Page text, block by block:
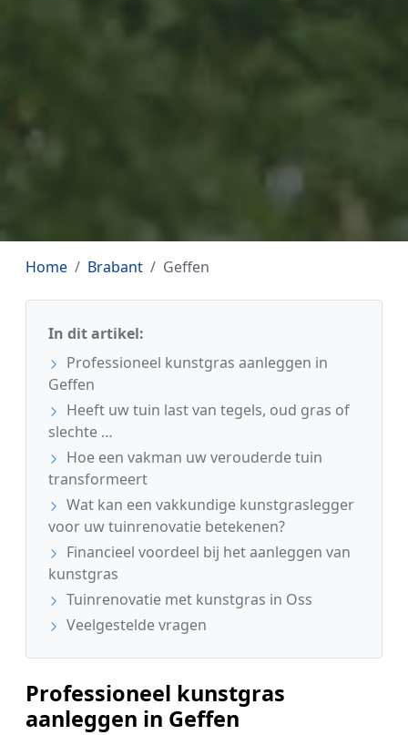
Home Brabant Geffen
In dit artikel:
Professioneel kunstgras aanleggen in
Geffen
Heeft uw tuin last van tegels, oud gras of
slechte …
Hoe een vakman uw verouderde tuin
transformeert
Wat kan een vakkundige kunstgraslegger
voor uw tuinrenovatie betekenen?
Financieel voordeel bij het aanleggen van
kunstgras
Tuinrenovatie met kunstgras in Oss
Veelgestelde vragen
Professioneel kunstgras
aanleggen in Geffen